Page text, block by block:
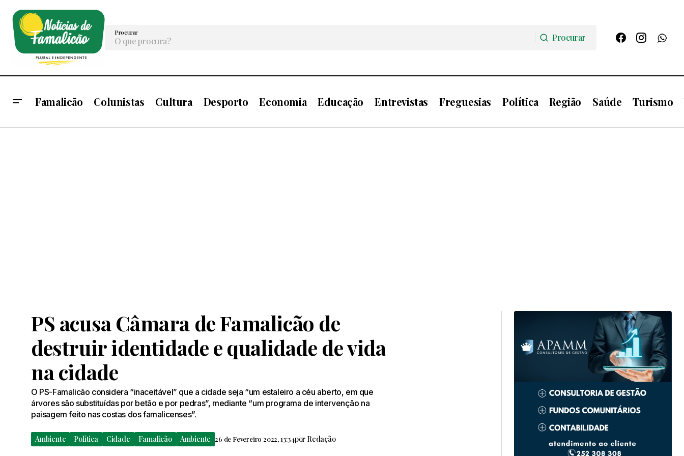
Procurar
Procurar
Famalicão Colunistas Cultura Desporto Economia Educação Entrevistas Freguesias Política Região Saúde Turismo
PS acusa Câmara de Famalicão de
destruir identidade e qualidade de vida
na cidade
O PS-Famalicão considera “inaceitável” que a cidade seja “um estaleiro a céu aberto, em que
árvores são substituídas por betão e por pedras”, mediante “um programa de intervenção na
paisagem feito nas costas dos famalicenses”.
Ambiente Política Cidade Famalicão Ambiente 26 de Fevereiro 2022, 13:34por Redação